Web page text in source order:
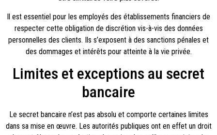
Il est essentiel pour les employés des établissements financiers de
respecter cette obligation de discrétion vis-à-vis des données
personnelles des clients. Ils s’exposent à des sanctions pénales et
des dommages et intérêts pour atteinte à la vie privée.
Limites et exceptions au secret
bancaire
Le secret bancaire n’est pas absolu et comporte certaines limites
dans sa mise en œuvre. Les autorités publiques ont en effet un droit